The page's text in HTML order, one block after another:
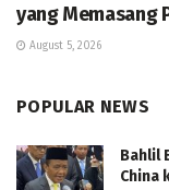
yang Memasang
August 5, 2026
POPULAR NEWS
Bahlil
China